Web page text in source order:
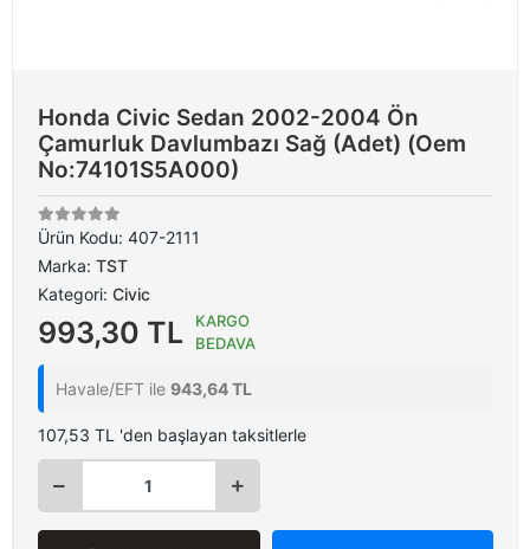
Honda Civic Sedan 2002-2004 Ön
Çamurluk Davlumbazı Sağ (Adet) (Oem
No:74101S5A000)
Ürün Kodu: 407-2111
Marka: TST
Kategori: Civic
993,30 TL
KARGO
BEDAVA
Havale/EFT ile 943,64 TL
107,53 TL 'den başlayan taksitlerle